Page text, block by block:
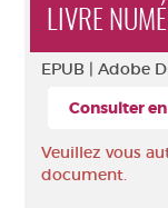
LIVRE
EPUB | Adobe
Consulter
Veuillez vous
document.